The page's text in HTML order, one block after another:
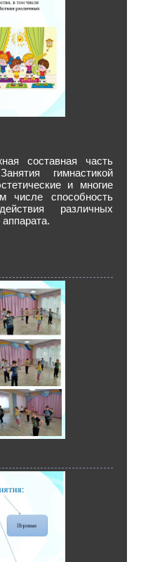
составная часть
гимнастикой
и многие
числе способность
различных
аппарата.